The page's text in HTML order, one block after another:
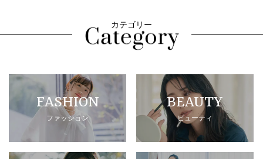
カテゴリー
FASHION
ファッション
BEAUTY
ビューティ